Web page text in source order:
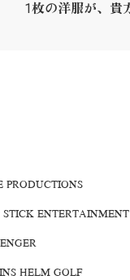
1枚の洋服が、貴
PRODUCTIONS
ENTERTAINMENT
HELM GOLF